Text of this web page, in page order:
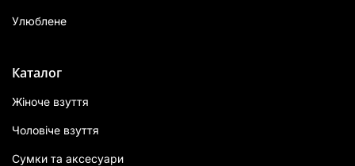
Улюблене
Каталог
Жіноче взуття
Чоловіче взуття
Сумки та аксесуари